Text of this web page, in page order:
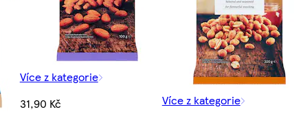
Více z kategorie
31,90 Kč
Více z kategorie